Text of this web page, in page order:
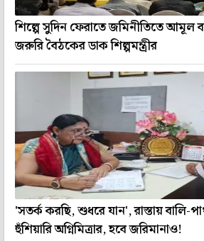
শিল্পে সুদিন ফেরাতে জমিনীতিতে আমূল
জরুরি বৈঠকের ডাক শিল্পমন্ত্রীর
'সতর্ক করছি, শুধরে যান', রাস্তায় বালি-
হুঁশিয়ারি অগ্নিমিত্রার, হবে জরিমানাও!